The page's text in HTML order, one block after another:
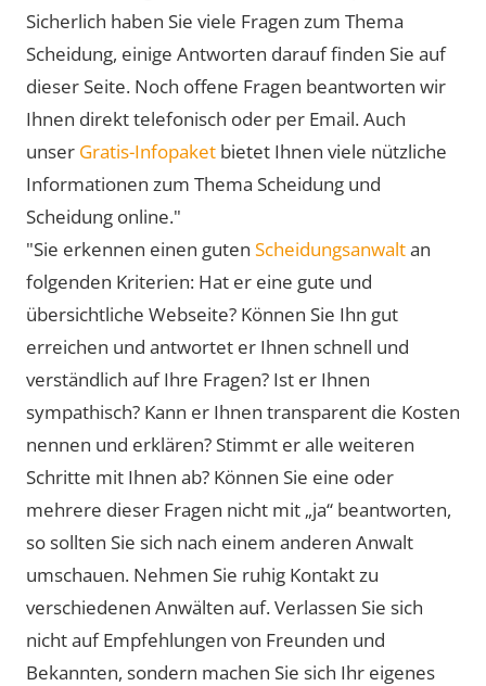
Sicherlich haben Sie viele Fragen zum Thema
Scheidung, einige Antworten darauf finden Sie auf
dieser Seite. Noch offene Fragen beantworten wir
Ihnen direkt telefonisch oder per Email. Auch
unser Gratis-Infopaket bietet Ihnen viele nützliche
Informationen zum Thema Scheidung und
Scheidung online."
"Sie erkennen einen guten Scheidungsanwaltan
folgenden Kriterien: Hat er eine gute und
übersichtliche Webseite? Können Sie Ihn gut
erreichen und antwortet er Ihnen schnell und
verständlich auf Ihre Fragen? Ist er Ihnen
sympathisch? Kann er Ihnen transparent die Kosten
nennen und erklären? Stimmt er alle weiteren
Schritte mit Ihnen ab? Können Sie eine oder
mehrere dieser Fragen nicht mit „ja“ beantworten,
so sollten Sie sich nach einem anderen Anwalt
umschauen. Nehmen Sie ruhig Kontakt zu
verschiedenen Anwälten auf. Verlassen Sie sich
nicht auf Empfehlungen von Freunden und
Bekannten, sondern machen Sie sich Ihr eigenes